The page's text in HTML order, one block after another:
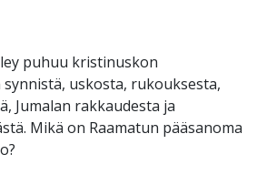
puhuu kristinuskon
uskosta, rukouksesta,
Jumalan rakkaudesta ja
Mikä on Raamatun pääsanoma